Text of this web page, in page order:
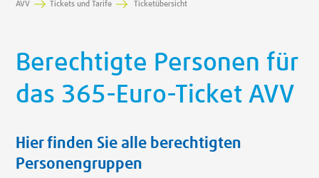
AVV Tickets und Tarife Ticketübersicht
Berechtigte Personen für
das 365-Euro-Ticket AVV
Hier finden Sie alle berechtigten
Personengruppen